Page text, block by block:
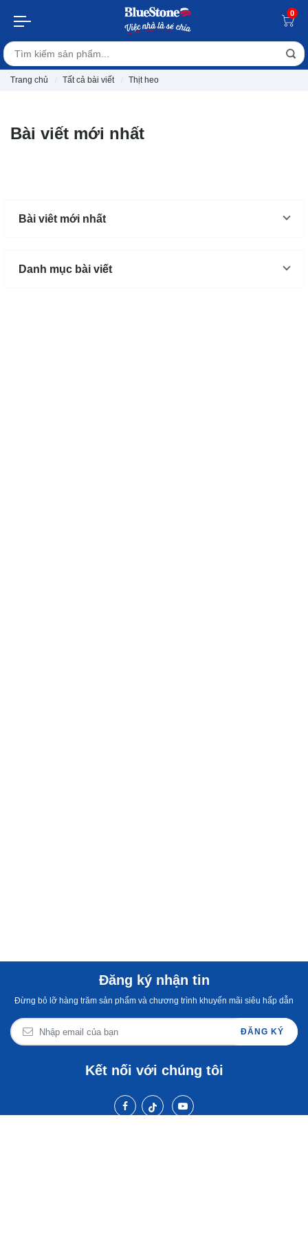
0
Trang chủ Tất cả bài viết Thịt heo
Bài viết mới nhất
Bài viêt mới nhất
Danh mục bài viết
Đăng ký nhận tin
Đừng bỏ lỡ hàng trăm sản phẩm và chương trình khuyến mãi siêu hấp dẫn
ĐĂNG KÝ
Kết nối với chúng tôi